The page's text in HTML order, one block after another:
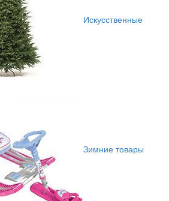
Искусственные
Зимние товары